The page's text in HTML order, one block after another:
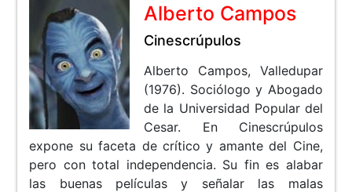
Alberto Campos
Cinescrúpulos
Alberto Campos, Valledupar
(1976). Sociólogo y Abogado
de la Universidad Popular del
Cesar. En Cinescrúpulos
expone su faceta de crítico y amante del Cine,
pero con total independencia. Su fin es alabar
las buenas películas y señalar las malas